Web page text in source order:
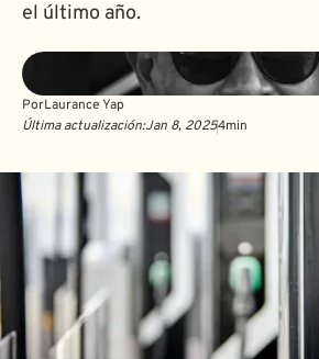
el último año.
PorLaurance Yap
Última actualización:Jan 8, 20254min